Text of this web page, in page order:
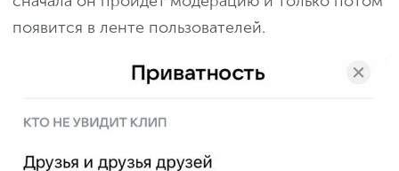
появится в ленте пользователей.